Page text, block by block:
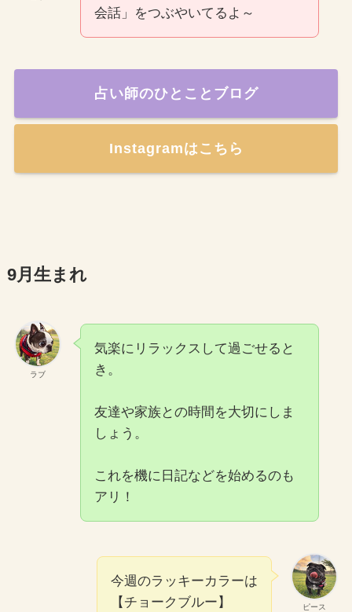
会話」をつぶやいてるよ～
占い師のひとことブログ
Instagramはこちら
9月生まれ
ラブ
気楽にリラックスして過ごせると
き。
友達や家族との時間を大切にしま
しょう。
これを機に日記などを始めるのも
アリ！
ピース
今週のラッキーカラーは
【チョークブルー】